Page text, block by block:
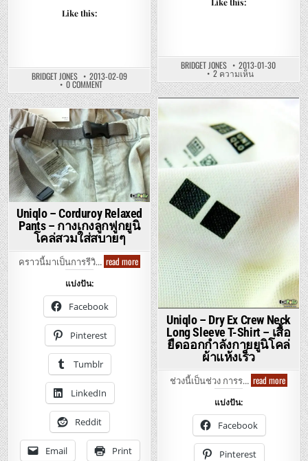
สบาย
Like this:
BRIDGET JONES 2013-02-09
0 COMMENTON
UNIQLO
–
WOMEN
PREMIUM
COTTON
TURTLE
NECK
LONG
SLEEVE
–
ยู
นิ
โคล่
เสื้อ
ยืด
คอ
เต่า
แขน
ยาว
ผ้า
ฝ้าย
พรี
นิ่ม
ใส่
สบาย
BRIDGET JONES 2013-01-30
2 ความเห็นบน
UNIQLO
–
WOMEN
–
กางเกง
เล๊คกิ้ง
พิมพ์
ลาย
สวม
ใส่
สบาย
ทรง
Uniqlo – Dry Ex Crew Neck
Long Sleeve T-Shirt – เสื้อ
ยืดออกกำลังกายยูนิโคล่
ผ้าแห้งเร็ว
ช่วงนี้เป็นช่วง การร… read moreUniqlo
–
Sleeve
แบ่งปัน:
Facebook
Pinterest
Posted
in
Uniqlo – Corduroy Relaxed
Pants – กางเกงลูกฟูกยูนิ
โคล่สวมใส่สบายๆ
คราวนี้มาเป็นการรีวิ… read moreUniqlo
–
Corduroy
Relaxed
Pants
กางเกง
ลูกฟูก
โคล่
สวม
สบายๆ
แบ่งปัน:
Facebook
Pinterest
Tumblr
LinkedIn
Reddit
Email Print